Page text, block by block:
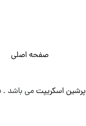
صفحه اصلی
پرشین اسکریپتمی باشد . ۱۳۸۵ - ۱۴۰۰